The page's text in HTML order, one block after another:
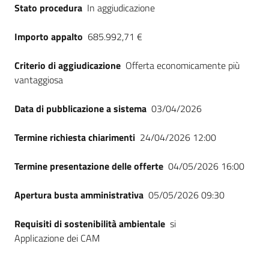
Stato procedura In aggiudicazione
Importo appalto 685.992,71 €
Criterio di aggiudicazione Offerta economicamente più
vantaggiosa
Data di pubblicazione a sistema 03/04/2026
Termine richiesta chiarimenti 24/04/2026 12:00
Termine presentazione delle offerte 04/05/2026 16:00
Apertura busta amministrativa 05/05/2026 09:30
Requisiti di sostenibilità ambientale si
Applicazione dei CAM